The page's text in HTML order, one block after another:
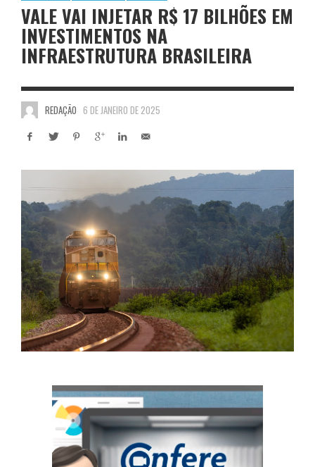
VALE VAI INJETAR R$ 17 BILHÕES EM
INVESTIMENTOS NA
INFRAESTRUTURA BRASILEIRA
REDAÇÃO 6 DE JANEIRO DE 2025